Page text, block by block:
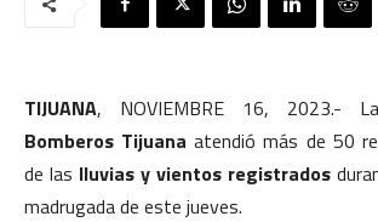
TIJUANA, NOVIEMBRE 16, 2023.-
Bomberos Tijuana atendió más de 50
de las lluvias y vientos registrados
madrugada de este jueves.